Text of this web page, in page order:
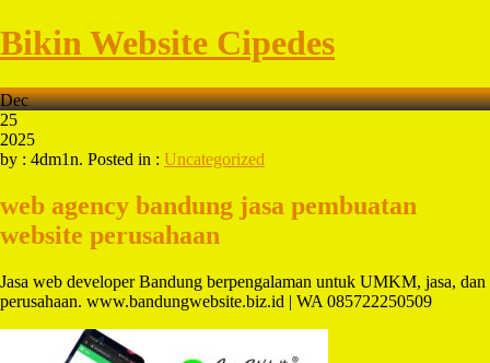
Bikin Website Cipedes
Dec
25
2025
by : 4dm1n. Posted in : Uncategorized
web agency bandung jasa pembuatan
website perusahaan
Jasa web developer Bandung berpengalaman untuk UMKM, jasa, dan
perusahaan. www.bandungwebsite.biz.id | WA 085722250509